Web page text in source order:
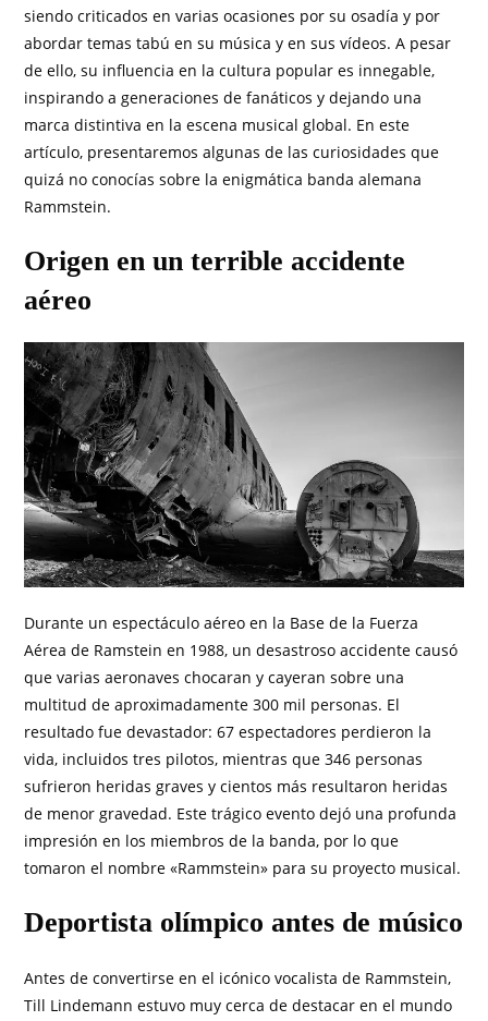
siendo criticados en varias ocasiones por su osadía y por
abordar temas tabú en su música y en sus vídeos. A pesar
de ello, su influencia en la cultura popular es innegable,
inspirando a generaciones de fanáticos y dejando una
marca distintiva en la escena musical global. En este
artículo, presentaremos algunas de las curiosidades que
quizá no conocías sobre la enigmática banda alemana
Rammstein.
Origen en un terrible accidente
aéreo
Durante un espectáculo aéreo en la Base de la Fuerza
Aérea de Ramstein en 1988, un desastroso accidente causó
que varias aeronaves chocaran y cayeran sobre una
multitud de aproximadamente 300 mil personas. El
resultado fue devastador: 67 espectadores perdieron la
vida, incluidos tres pilotos, mientras que 346 personas
sufrieron heridas graves y cientos más resultaron heridas
de menor gravedad. Este trágico evento dejó una profunda
impresión en los miembros de la banda, por lo que
tomaron el nombre «Rammstein» para su proyecto musical.
Deportista olímpico antes de músico
Antes de convertirse en el icónico vocalista de Rammstein,
Till Lindemann estuvo muy cerca de destacar en el mundo